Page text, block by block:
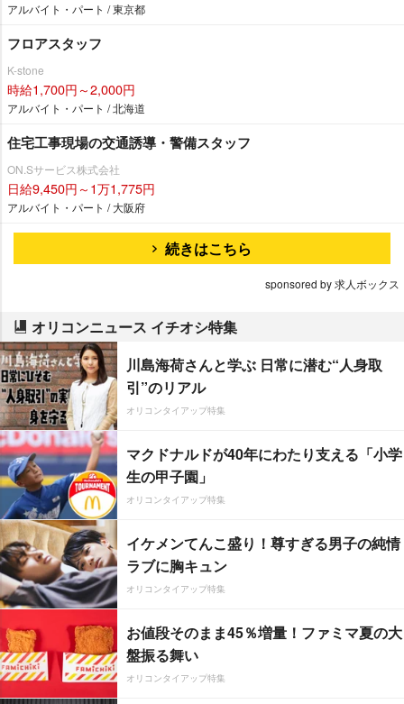
アルバイト・パート / 東京都
フロアスタッフ
K-stone
時給1,700円～2,000円
アルバイト・パート / 北海道
住宅工事現場の交通誘導・警備スタッフ
ON.Sサービス株式会社
日給9,450円～1万1,775円
アルバイト・パート / 大阪府
続きはこちら
sponsored by 求人ボックス
オリコンニュース イチオシ特集
川島海荷さんと学ぶ 日常に潜む“人身取
引”のリアル
オリコンタイアップ特集
マクドナルドが40年にわたり支える「小学
生の甲子園」
オリコンタイアップ特集
イケメンてんこ盛り！尊すぎる男子の純情
ラブに胸キュン
オリコンタイアップ特集
お値段そのまま45％増量！ファミマ夏の大
盤振る舞い
オリコンタイアップ特集